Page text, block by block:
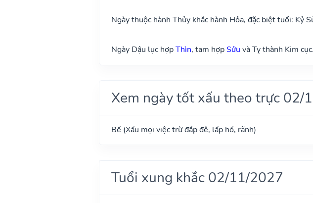
Ngày thuộc hành Thủy khắc hành Hỏa, đặc biệt tuổi: Kỷ
Ngày Dậu lục hợpThìn, tam hợpSửu và Tỵ thành Kim
Xem ngày tốt xấu theo trực 02/
Bế (Xấu mọi việc trừ đắp đê, lấp hố, rãnh)
Tuổi xung khắc 02/11/2027